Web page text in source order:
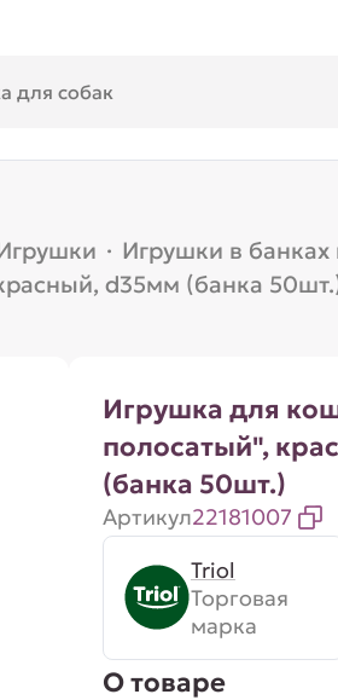
· Игрушки в банках
d35мм (банка
Игрушка для
полосатый",
(банка 50шт.)
Артикул22181007
Triol
Торговая
марка
О товаре